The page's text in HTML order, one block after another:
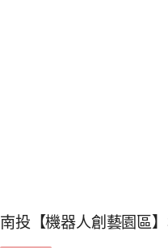
南投【機器人創藝園區